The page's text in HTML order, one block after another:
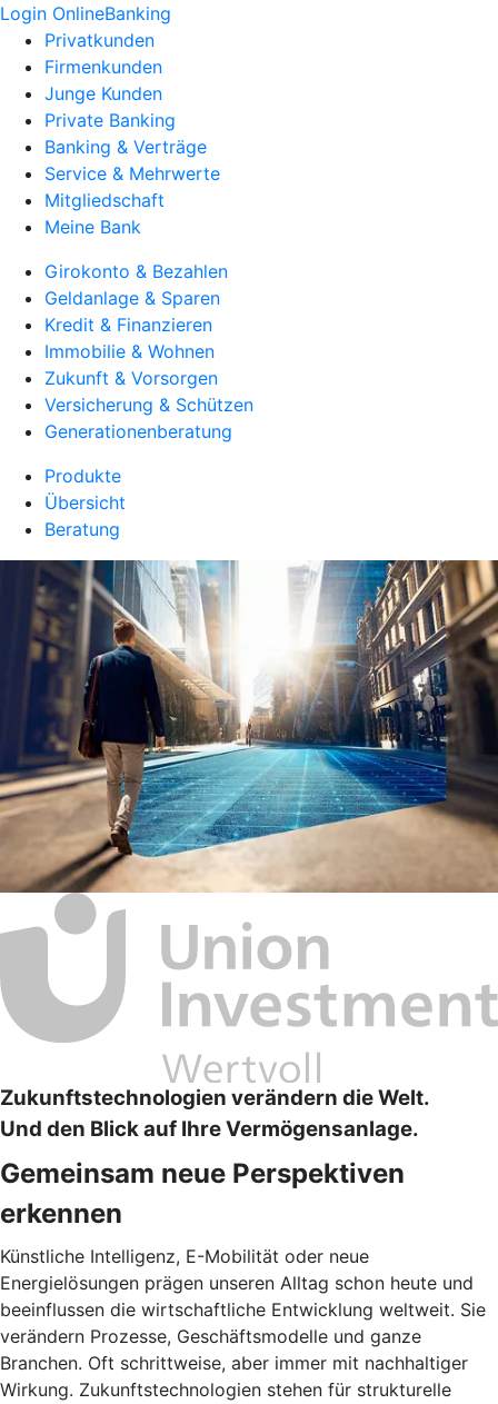
Login OnlineBanking
Privatkunden
Firmenkunden
Junge Kunden
Private Banking
Banking & Verträge
Service & Mehrwerte
Mitgliedschaft
Meine Bank
Girokonto & Bezahlen
Geldanlage & Sparen
Kredit & Finanzieren
Immobilie & Wohnen
Zukunft & Vorsorgen
Versicherung & Schützen
Generationenberatung
Produkte
Übersicht
Beratung
Zukunftstechnologien verändern die Welt.
Und den Blick auf Ihre Vermögensanlage.
Gemeinsam neue Perspektiven
erkennen
Künstliche Intelligenz, E-Mobilität oder neue
Energielösungen prägen unseren Alltag schon heute und
beeinflussen die wirtschaftliche Entwicklung weltweit. Sie
verändern Prozesse, Geschäftsmodelle und ganze
Branchen. Oft schrittweise, aber immer mit nachhaltiger
Wirkung. Zukunftstechnologien stehen für strukturelle